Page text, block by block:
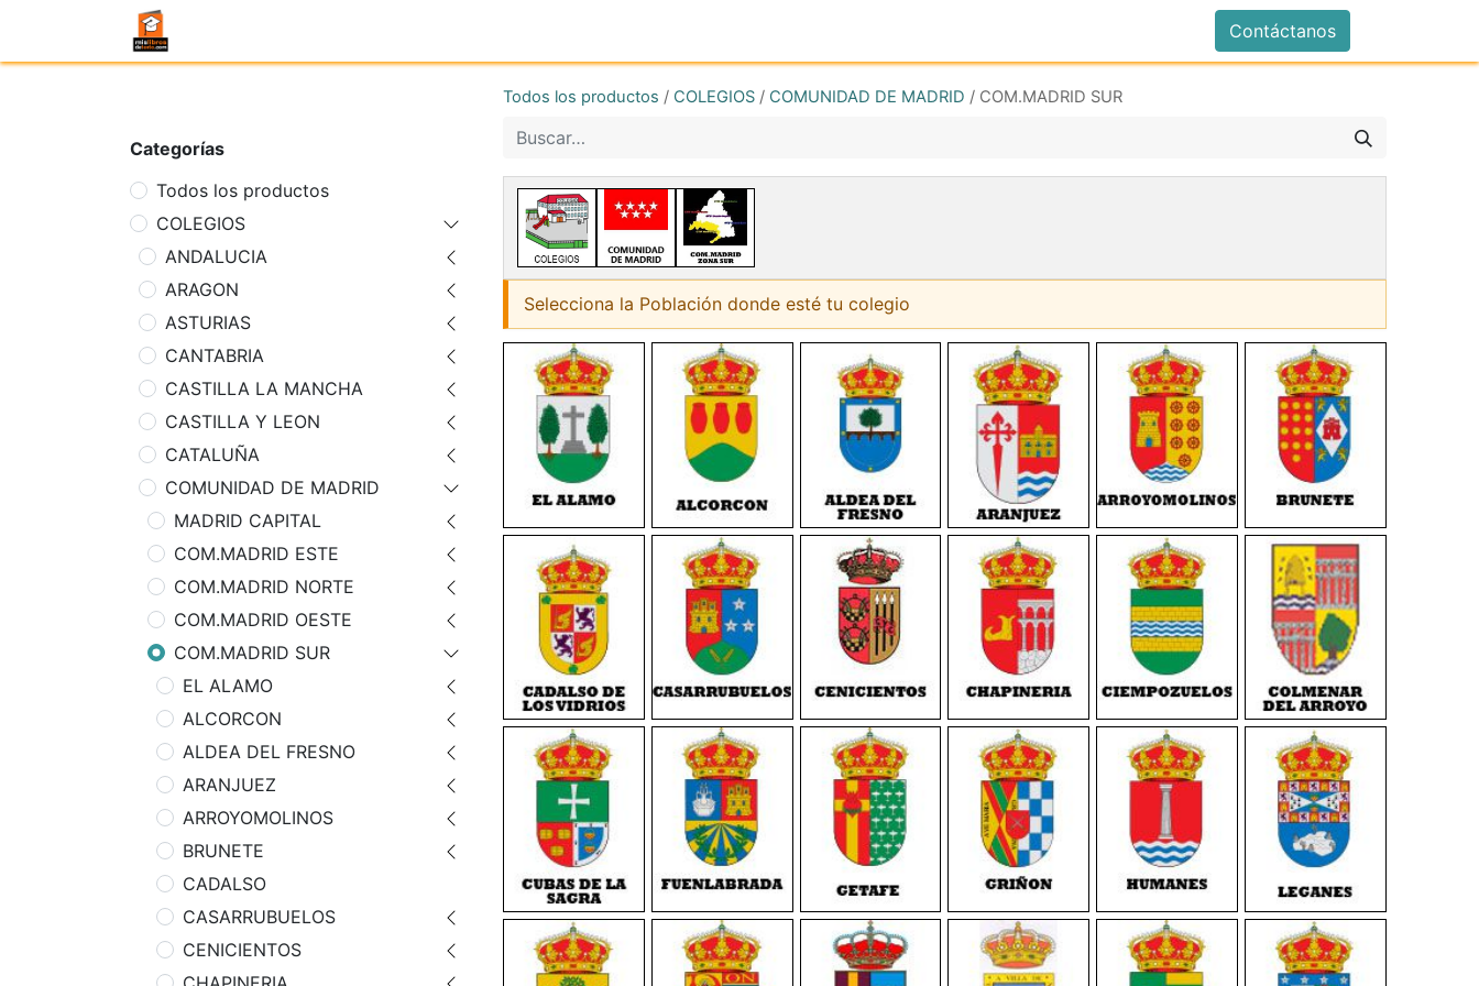
Contáctanos
Categorías
Todos los productos
COLEGIOS
ANDALUCIA
ARAGON
ASTURIAS
CANTABRIA
CASTILLA LA MANCHA
CASTILLA Y LEON
CATALUÑA
COMUNIDAD DE MADRID
MADRID CAPITAL
COM.MADRID ESTE
COM.MADRID NORTE
COM.MADRID OESTE
COM.MADRID SUR
EL ALAMO
ALCORCON
ALDEA DEL FRESNO
ARANJUEZ
ARROYOMOLINOS
BRUNETE
CADALSO
CASARRUBUELOS
CENICIENTOS
Todos los productos / COLEGIOS / COMUNIDAD DE MADRID / COM.MADRID SUR
Selecciona la Población donde esté tu colegio